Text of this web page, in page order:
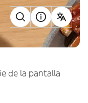
de la pantalla